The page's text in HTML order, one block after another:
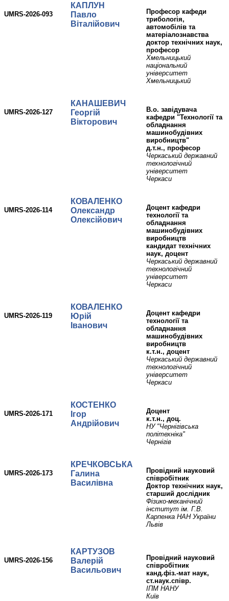
UMRS-2026-093
КАПЛУН
Павло
Віталійович
професор кафеди
трибологія,
автомобілів та
матеріалознавства
доктор технічних наук,
професор
Хмельницький
національний
університет
Хмельницький
UMRS-2026-127
КАНАШЕВИЧ
Георгій
Вікторович
В.о. завідувача
кафедри "Технології та
обладнання
машинобудівних
виробництв"
д.т.н., професор
Черкаський державний
технологічний
університет
Черкаси
UMRS-2026-114
КОВАЛЕНКО
Олександр
Олексійович
доцент кафедри
технології та
обладнання
машинобудівних
виробництв
кандидат технічних
наук, доцент
Черкаський державний
технологічний
університет
Черкаси
UMRS-2026-119
КОВАЛЕНКО
Юрій
Іванович
доцент кафедри
технології та
обладнання
машинобудівних
виробництв
к.т.н., доцент
Черкаський державний
технологічний
університет
Черкаси
UMRS-2026-171
КОСТЕНКО
Ігор
Андрійович
доцент
к.т.н., доц.
НУ "Чернігівська
політехніка"
Чернігів
UMRS-2026-173
КРЕЧКОВСЬКА
Галина
Василівна
Провідний науковий
співробітник
Доктор технічних наук,
старший дослідник
Фізико-механічний
інститут ім. Г.В.
Карпенка НАН України
Львів
UMRS-2026-156
КАРТУЗОВ
Валерій
Васильович
провідний науковий
співробітник
канд.фіз.-мат наук,
ст.наук.співр.
ІПМ НАНУ
Київ